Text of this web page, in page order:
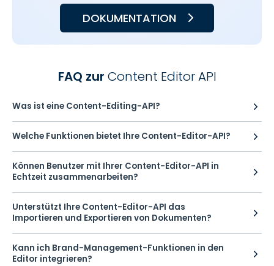
DOKUMENTATION
FAQ zur Content Editor API
Was ist eine Content-Editing-API?
Welche Funktionen bietet Ihre Content-Editor-API?
Können Benutzer mit Ihrer Content-Editor-API in
Echtzeit zusammenarbeiten?
Unterstützt Ihre Content-Editor-API das
Importieren und Exportieren von Dokumenten?
Kann ich Brand-Management-Funktionen in den
Editor integrieren?